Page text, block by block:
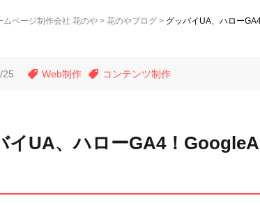
ムページ制作会社 花のや 花のやブログ グッバイUA、ハロー
25 Web制作 コンテンツ制作
イUA、ハローGA4！